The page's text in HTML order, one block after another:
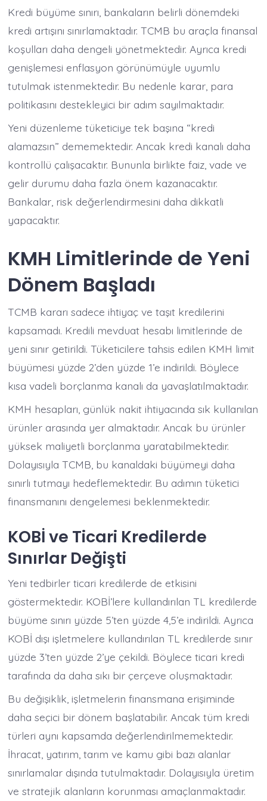
Kredi büyüme sınırı, bankaların belirli dönemdeki
kredi artışını sınırlamaktadır. TCMB bu araçla finansal
koşulları daha dengeli yönetmektedir. Ayrıca kredi
genişlemesi enflasyon görünümüyle uyumlu
tutulmak istenmektedir. Bu nedenle karar, para
politikasını destekleyici bir adım sayılmaktadır.
Yeni düzenleme tüketiciye tek başına “kredi
alamazsın” dememektedir. Ancak kredi kanalı daha
kontrollü çalışacaktır. Bununla birlikte faiz, vade ve
gelir durumu daha fazla önem kazanacaktır.
Bankalar, risk değerlendirmesini daha dikkatli
yapacaktır.
KMH Limitlerinde de Yeni
Dönem Başladı
TCMB kararı sadece ihtiyaç ve taşıt kredilerini
kapsamadı. Kredili mevduat hesabı limitlerinde de
yeni sınır getirildi. Tüketicilere tahsis edilen KMH limit
büyümesi yüzde 2’den yüzde 1’e indirildi. Böylece
kısa vadeli borçlanma kanalı da yavaşlatılmaktadır.
KMH hesapları, günlük nakit ihtiyacında sık kullanılan
ürünler arasında yer almaktadır. Ancak bu ürünler
yüksek maliyetli borçlanma yaratabilmektedir.
Dolayısıyla TCMB, bu kanaldaki büyümeyi daha
sınırlı tutmayı hedeflemektedir. Bu adımın tüketici
finansmanını dengelemesi beklenmektedir.
KOBİ ve Ticari Kredilerde
Sınırlar Değişti
Yeni tedbirler ticari kredilerde de etkisini
göstermektedir. KOBİ’lere kullandırılan TL kredilerde
büyüme sınırı yüzde 5’ten yüzde 4,5’e indirildi. Ayrıca
KOBİ dışı işletmelere kullandırılan TL kredilerde sınır
yüzde 3’ten yüzde 2’ye çekildi. Böylece ticari kredi
tarafında da daha sıkı bir çerçeve oluşmaktadır.
Bu değişiklik, işletmelerin finansmana erişiminde
daha seçici bir dönem başlatabilir. Ancak tüm kredi
türleri aynı kapsamda değerlendirilmemektedir.
İhracat, yatırım, tarım ve kamu gibi bazı alanlar
sınırlamalar dışında tutulmaktadır. Dolayısıyla üretim
ve stratejik alanların korunması amaçlanmaktadır.